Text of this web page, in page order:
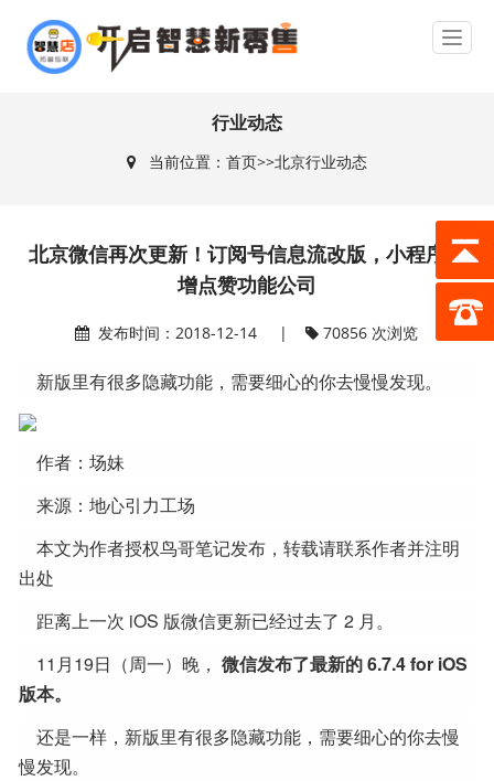
行业动态
当前位置： 首页>>北京行业动态
北京微信再次更新！订阅号信息流改版，小程序新
增点赞功能公司
发布时间：2018-12-14 | 70856 次浏览
新版里有很多隐藏功能，需要细心的你去慢慢发现。
作者：场妹
来源：地心引力工场
本文为作者授权鸟哥笔记发布，转载请联系作者并注明
出处
距离上一次 iOS 版微信更新已经过去了 2 月。
11月19日（周一）晚，微信发布了最新的 6.7.4 for iOS
版本。
还是一样，新版里有很多隐藏功能，需要细心的你去慢
慢发现。